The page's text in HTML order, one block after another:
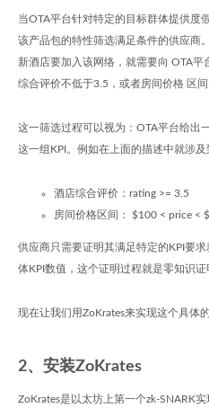
当OTA平台针对特定的目标群体提供度
该产品包的特性筛选满足条件的供应商
新酒店要加入该网络，就需要向 OTA
综合评价不低于3.5，或者房间价格 区
这一筛选过程可以视为：OTA平台给出
这一组KPI。例如在上面的描述中就涉及
酒店综合评价：rating >= 3.5
房间价格区间： $100 < price <
供应商只需要证明其满足特定的KPI要
体KPI数值，这个证明过程就是零知识证
现在让我们用ZoKrates来实现这个具体
2、安装ZoKrates
ZoKrates是以太坊上第一个zk-SNARK